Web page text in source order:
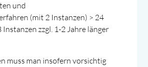
und
(mit 2 Instanzen) > 24
zzgl. 1-2 Jahre länger
muss man insofern vorsichtig